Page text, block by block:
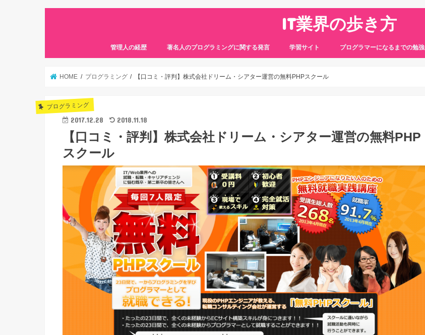
IT業界の歩き方
管理人の経歴 著名人のプログラミングに関する発言 学習サイト プログラマーになるまでの勉強
HOME プログラミング 【口コミ・評判】株式会社ドリーム・シアター運営の無料PHPスクール
プログラミング
2017.12.28 2018.11.18
【口コミ・評判】株式会社ドリーム・シアター運営の無料PHP
スクール